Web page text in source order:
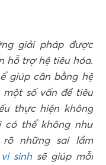
giải pháp được
hỗ trợ hệ tiêu hóa.
giúp cân bằng hệ
số vấn đề tiêu
thực hiện không
có thể không như
những sai lầm
sinhsẽ giúp mỗi